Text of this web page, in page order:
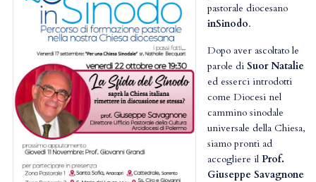
pastorale diocesano
inSinodo.
Dopo aver ascoltato le
parole di Suor Natalie
ed esserci introdotti
come Diocesi nel
cammino sinodale
universale della Chiesa,
siamo pronti ad
accogliere il Prof.
Giuseppe Savagnone